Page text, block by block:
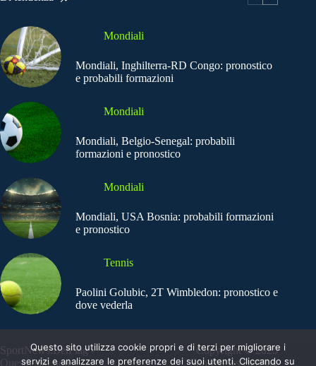
Mondiali
Mondiali, Inghilterra-RD Congo: pronostico
e probabili formazioni
Mondiali
Mondiali, Belgio-Senegal: probabili
formazioni e pronostico
Mondiali
Mondiali, USA Bosnia: probabili formazioni
e pronostico
Tennis
Paolini Golubic, 2T Wimbledon: pronostico e
dove vederla
SportNews.BetFlag -
Questo sito non
Copyright © 2025
SportNews BetFlag
Questo sito utilizza cookie propri e di terzi per migliorare i
servizi e analizzare le preferenze dei suoi utenti. Cliccando su